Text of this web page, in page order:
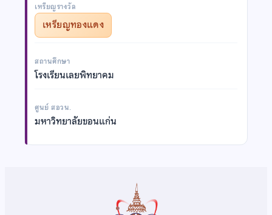
เหรียญรางวัล
เหรียญทองแดง
สถานศึกษา
โรงเรียนเลยพิทยาคม
ศูนย์ สอวน.
มหาวิทยาลัยขอนแก่น